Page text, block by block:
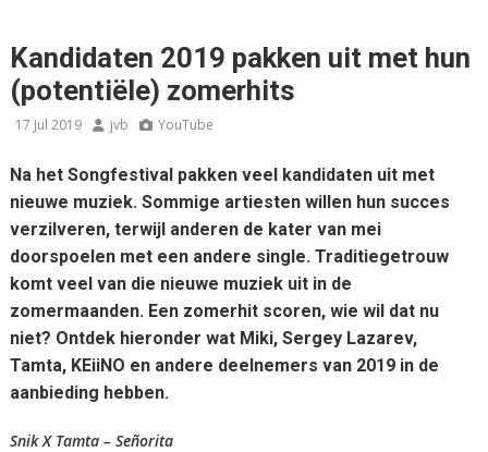
Kandidaten 2019 pakken uit met hun
(potentiële) zomerhits
17 Jul 2019 jvb YouTube
Na het Songfestival pakken veel kandidaten uit met
nieuwe muziek. Sommige artiesten willen hun succes
verzilveren, terwijl anderen de kater van mei
doorspoelen met een andere single. Traditiegetrouw
komt veel van die nieuwe muziek uit in de
zomermaanden. Een zomerhit scoren, wie wil dat nu
niet? Ontdek hieronder wat Miki, Sergey Lazarev,
Tamta, KEiiNO en andere deelnemers van 2019 in de
aanbieding hebben.
Snik X Tamta – Señorita